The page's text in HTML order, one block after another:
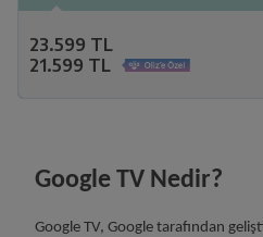
23.599 TL
21.599 TL
Google TV Nedir?
Google TV, Google tarafından